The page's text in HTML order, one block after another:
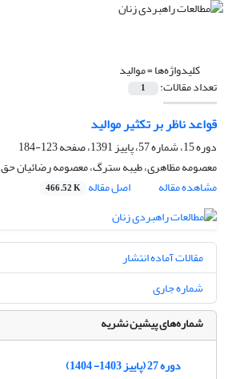
کلیدواژه‌ها =موالید
تعداد مقالات: 1
قواعد ناظر بر تکثیر موالید
دوره 15، شماره 57، پاییز 1391، صفحه
123-184
معصومه مظاهری، طیبه سترگ، معصومه رضائیان حق
مشاهده مقاله
اصل مقاله 466.52 K
مقالات آماده انتشار
شماره جاری
شماره‌های پیشین نشریه
دوره 27 (پاییز 1403- 1404)